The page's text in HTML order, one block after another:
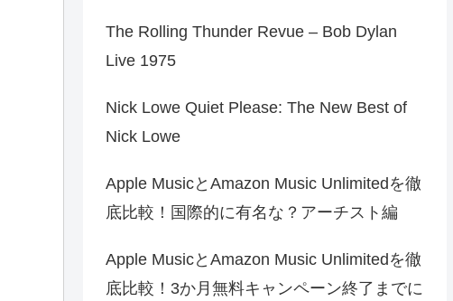
The Rolling Thunder Revue – Bob Dylan
Live 1975
Nick Lowe Quiet Please: The New Best of
Nick Lowe
Apple MusicとAmazon Music Unlimitedを徹
底比較！国際的に有名な？アーチスト編
Apple MusicとAmazon Music Unlimitedを徹
底比較！3か月無料キャンペーン終了までに